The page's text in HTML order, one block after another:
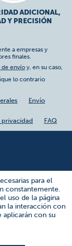
ADICIONAL,
Y PRECISIÓN
a empresas y
finales.
de envío y, en su caso,
lo contrario
Envío
privacidad FAQ
para el
constantemente.
uso de la página
la interacción con
aplicarán con su